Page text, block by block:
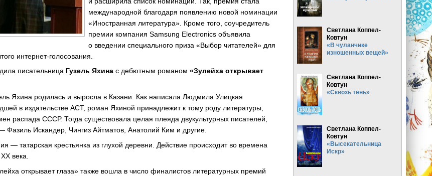
международной благодаря появлению новой номинации
«Иностранная литература». Кроме того, соучредитель
премии компания Samsung Electronics объявила
о введении специального приза «Выбор читателей» для
интернет-голосования.
писательница Гузель Яхина с дебютным романом«Зулейха открывает
Яхина родилась и выросла в Казани. Как написала Людмила Улицкая
в издательстве АСТ, роман Яхиной принадлежит к тому роду литературы,
распада СССР. Тогда существовала целая плеяда двукультурных писателей,
Фазиль Искандер, Чингиз Айтматов, Анатолий Ким и другие.
— татарская крестьянка из глухой деревни. Действие происходит во времена
века.
открывает глаза» также вошла в число финалистов литературных премий
Светлана Коппел-
Ковтун
«В чуланчике
изношенных вещей»
Светлана Коппел-
Ковтун
«Сквозь тень»
Светлана Коппел-
Ковтун
«Высекательница
Искр»